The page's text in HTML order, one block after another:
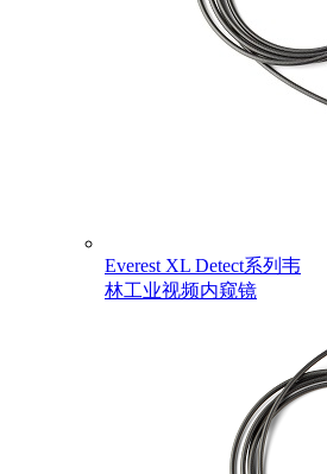
Everest XL Detect系列韦
林工业视频内窥镜